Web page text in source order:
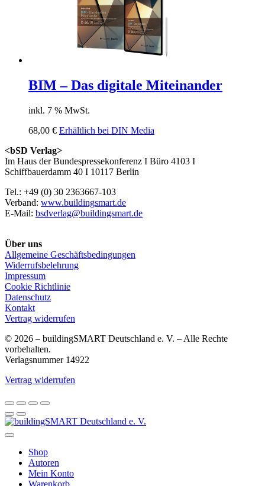
BIM – Das digitale Miteinander
inkl. 7 % MwSt.
68,00 € Erhältlich bei DIN Media
<bSD Verlag>
Im Haus der Bundespressekonferenz I Büro 4103 I
Schiffbauerdamm 40 I 10117 Berlin
Tel.: +49 (0) 30 2363667-103
Verband: www.buildingsmart.de
E-Mail: bsdverlag@buildingsmart.de
Über uns
Allgemeine Geschäftsbedingungen
Widerrufsbelehrung
Impressum
Cookie Richtlinie
Datenschutz
Kontakt
Vertrag widerrufen
© 2026 – buildingSMART Deutschland e. V. – Alle Rechte
vorbehalten.
Verlagsnummer 14922
Vertrag widerrufen
Shop
Autoren
Mein Konto
Warenkorb